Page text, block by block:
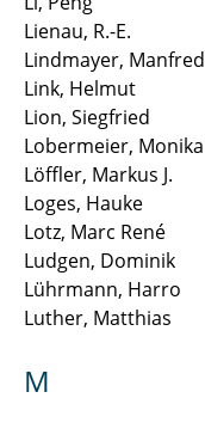
Lienau, R.-E.
Lindmayer, Manfred
Link, Helmut
Lion, Siegfried
Lobermeier, Monika
Löffler, Markus J.
Loges, Hauke
Lotz, Marc René
Ludgen, Dominik
Lührmann, Harro
Luther, Matthias
M